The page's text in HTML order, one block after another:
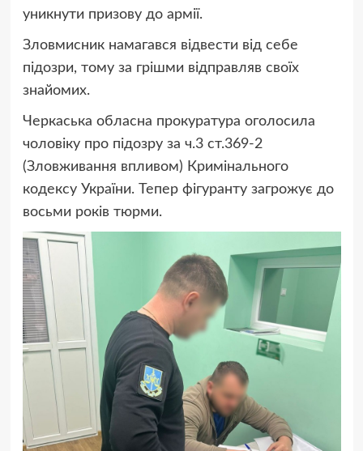
уникнути призову до армії.
Зловмисник намагався відвести від себе
підозри, тому за грішми відправляв своїх
знайомих.
Черкаська обласна прокуратура оголосила
чоловіку про підозру за ч.3 ст.369-2
(Зловживання впливом) Кримінального
кодексу України. Тепер фігуранту загрожує до
восьми років тюрми.